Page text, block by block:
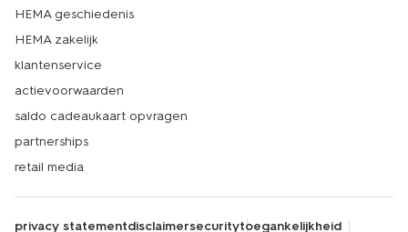
HEMA geschiedenis
HEMA zakelijk
klantenservice
actievoorwaarden
saldo cadeaukaart opvragen
partnerships
retail media
privacy statementdisclaimersecuritytoegankelijkheid